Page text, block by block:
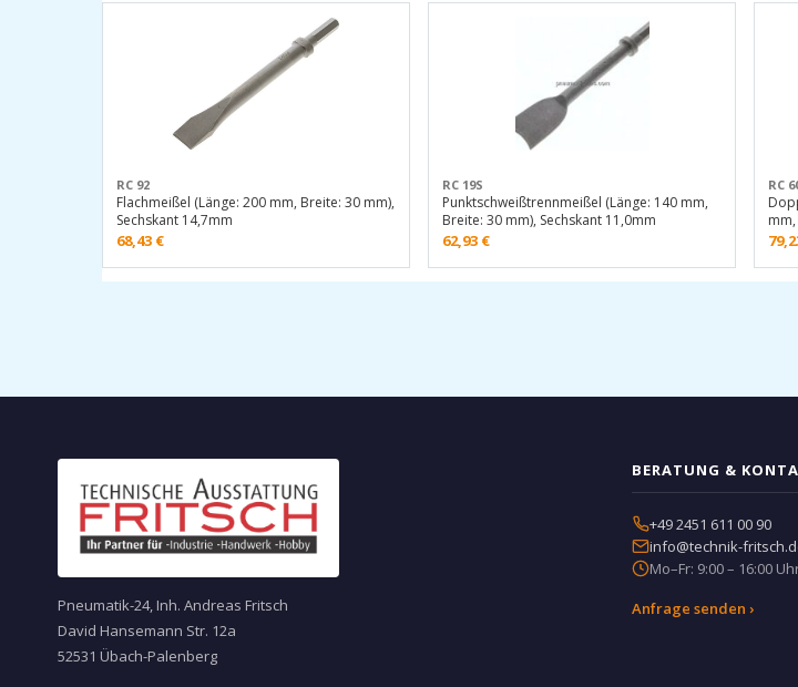
RC 92
Flachmeißel (Länge: 200 mm, Breite: 30 mm),
Sechskant 14,7mm
68,43 €
RC 19S
Punktschweißtrennmeißel (Länge: 140 mm,
Breite: 30 mm), Sechskant 11,0mm
62,93 €
RC
Pneumatik-24, Inh. Andreas Fritsch
David Hansemann Str. 12a
52531 Übach-Palenberg
BERATUNG &
+49 2451 611 00 90
info@technik-
Mo–Fr: 9:00 – 16:00
Anfrage senden ›